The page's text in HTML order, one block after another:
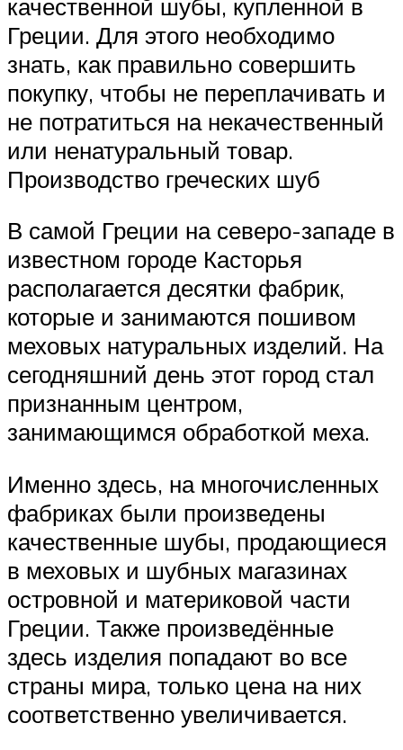
качественной шубы, купленной в
Греции. Для этого необходимо
знать, как правильно совершить
покупку, чтобы не переплачивать и
не потратиться на некачественный
или ненатуральный товар.
Производство греческих шуб
В самой Греции на северо-западе в
известном городе Касторья
располагается десятки фабрик,
которые и занимаются пошивом
меховых натуральных изделий. На
сегодняшний день этот город стал
признанным центром,
занимающимся обработкой меха.
Именно здесь, на многочисленных
фабриках были произведены
качественные шубы, продающиеся
в меховых и шубных магазинах
островной и материковой части
Греции. Также произведённые
здесь изделия попадают во все
страны мира, только цена на них
соответственно увеличивается.